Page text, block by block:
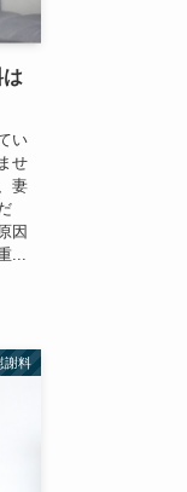
い
せ
妻
因
...
謝料